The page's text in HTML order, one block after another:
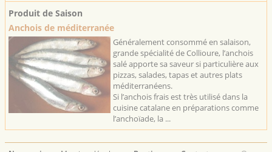
Produit de Saison
Anchois de méditerranée
Généralement consommé en salaison,
grande spécialité de Collioure, l’anchois
salé apporte sa saveur si particulière aux
pizzas, salades, tapas et autres plats
méditerranéens.
Si l’anchois frais est très utilisé dans la
cuisine catalane en préparations comme
l’anchoïade, la ...